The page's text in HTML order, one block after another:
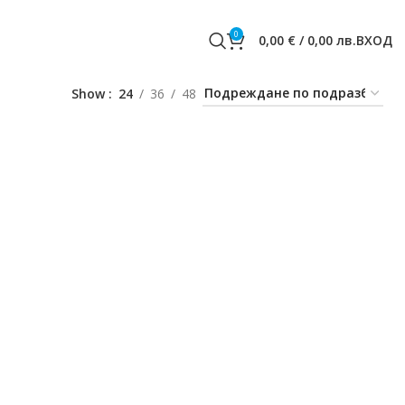
0 0,00 € / 0,00 лв.ВХОД
Show 24 36 48